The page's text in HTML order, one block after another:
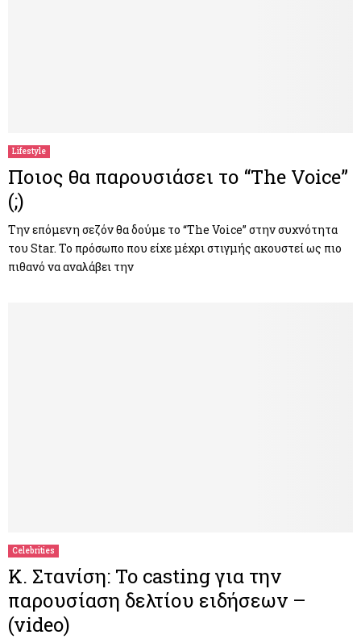
Lifestyle
Ποιος θα παρουσιάσει το “The Voice”
(;)
Την επόμενη σεζόν θα δούμε το “The Voice” στην συχνότητα
του Star. Το πρόσωπο που είχε μέχρι στιγμής ακουστεί ως πιο
πιθανό να αναλάβει την
Celebrities
Κ. Στανίση: To casting για την
παρουσίαση δελτίου ειδήσεων –
(video)